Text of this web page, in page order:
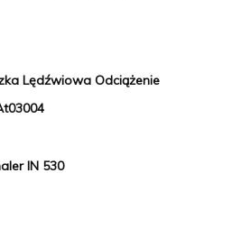
Lędźwiowa Odciążenie
IN 530